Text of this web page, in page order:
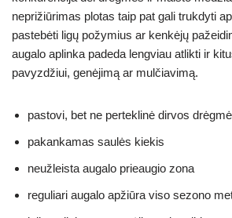
neprižiūrimas plotas taip pat gali trukdyti
pastebėti ligų požymius ar kenkėjų
augalo aplinka padeda lengviau atlikti ir
pavyzdžiui, genėjimą ar mulčiavimą.
pastovi, bet ne perteklinė dirvos drėgmė
pakankamas saulės kiekis
neužleista augalo prieaugio zona
reguliari augalo apžiūra viso sezono